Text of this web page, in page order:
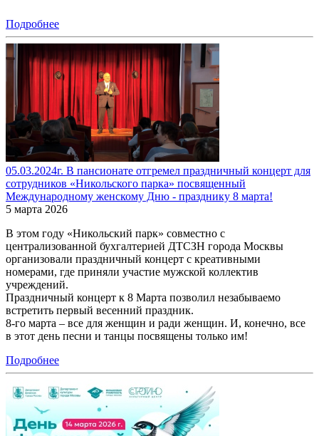
Подробнее
05.03.2024г. В пансионате отгремел праздничный концерт для
сотрудников «Никольского парка» посвященный
Международному женскому Дню - празднику 8 марта!
5 марта 2026
В этом году «Никольский парк» совместно с
централизованной бухгалтерией ДТСЗН города Москвы
организовали праздничный концерт с креативными
номерами, где приняли участие мужской коллектив
учреждений.
Праздничный концерт к 8 Марта позволил незабываемо
встретить первый весенний праздник.
8-го марта – все для женщин и ради женщин. И, конечно, все
в этот день песни и танцы посвящены только им!
Подробнее